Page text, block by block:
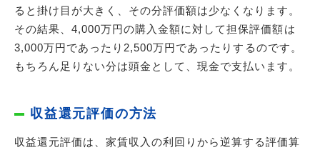
ると掛け目が大きく、その分評価額は少なくなります。
その結果、4,000万円の購入金額に対して担保評価額は
3,000万円であったり2,500万円であったりするのです。
もちろん足りない分は頭金として、現金で支払います。
収益還元評価の方法
収益還元評価は、家賃収入の利回りから逆算する評価算